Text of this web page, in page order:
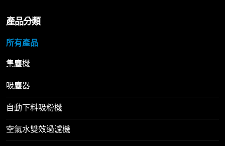
產品分類
所有產品
集塵機
吸塵器
自動下料吸粉機
空氣水雙效過濾機